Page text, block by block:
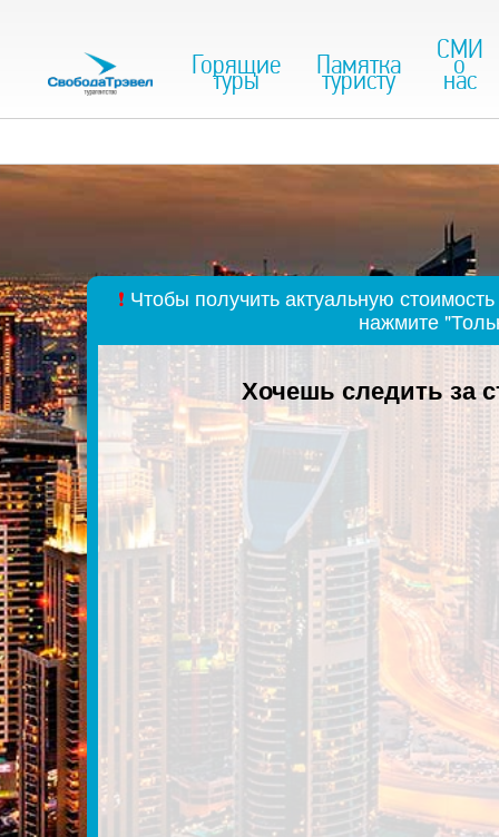
Горящие
туры Памятка
туристу
СМИ
о
нас
❗ Чтобы получить актуальную
нажмите
Хочешь следить за